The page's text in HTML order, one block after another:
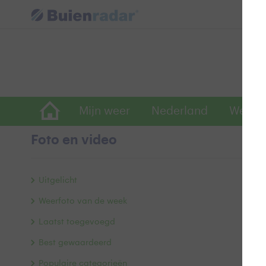
Mijn weer Nederland
Foto en video
Uitgelicht
Weerfoto van de week
Laatst toegevoegd
Best gewaardeerd
Populaire categorieën